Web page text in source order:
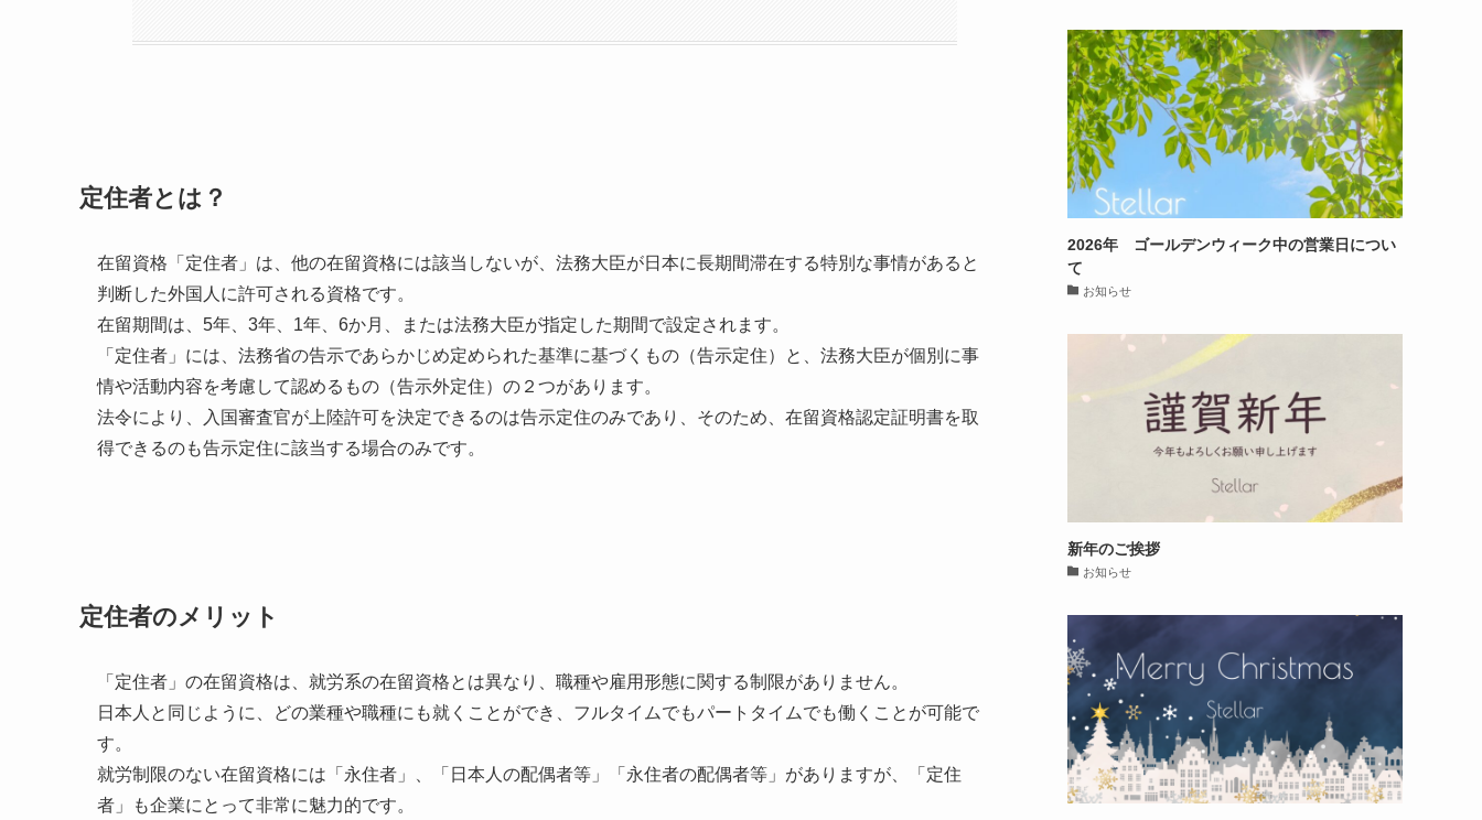
定住者とは？
在留資格「定住者」は、他の在留資格には該当しないが、法務大臣が日本に長期間滞在する特別な事情があると
判断した外国人に許可される資格です。
在留期間は、5年、3年、1年、6か月、または法務大臣が指定した期間で設定されます。
「定住者」には、法務省の告示であらかじめ定められた基準に基づくもの（告示定住）と、法務大臣が個別に事
情や活動内容を考慮して認めるもの（告示外定住）の２つがあります。
法令により、入国審査官が上陸許可を決定できるのは告示定住のみであり、そのため、在留資格認定証明書を取
得できるのも告示定住に該当する場合のみです。
定住者のメリット
「定住者」の在留資格は、就労系の在留資格とは異なり、職種や雇用形態に関する制限がありません。
日本人と同じように、どの業種や職種にも就くことができ、フルタイムでもパートタイムでも働くことが可能で
す。
就労制限のない在留資格には「永住者」、「日本人の配偶者等」「永住者の配偶者等」がありますが、「定住
者」も企業にとって非常に魅力的です。
2026年 ゴールデンウィーク中の営業日につい
て
お知らせ
新年のご挨拶
お知らせ